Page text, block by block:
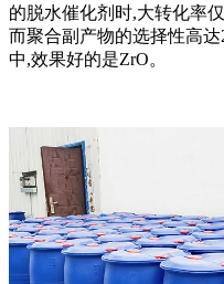
的脱水催化剂时,大转化率
而聚合副产物的选择性高
中,效果好的是ZrO。